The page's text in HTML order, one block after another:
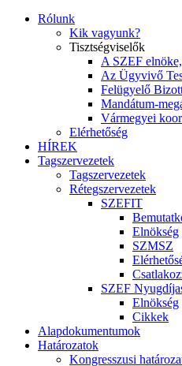
Rólunk
Kik vagyunk?
Tisztségviselők
A SZEF
Az Ügyvivő
Felügyelő
Mandátum-
Vármegyei
Elérhetőség
HÍREK
Tagszervezetek
Tagszervezetek
Rétegszervezetek
SZEFIT
Elnökség
SZMSZ
SZEF
Elnökség
Cikkek
Alapdokumentumok
Határozatok
Kongresszusi